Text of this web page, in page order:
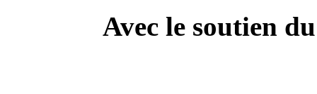
Avec le soutien